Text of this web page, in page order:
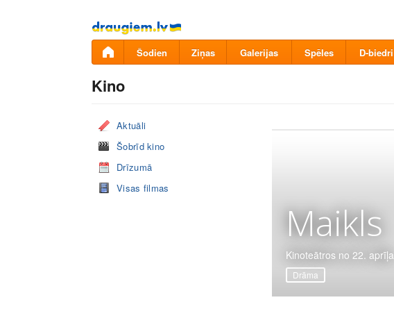
Pāriet
uz
saturu
Šodien Ziņas Galerijas Spēles D-biedri
Kino
Aktuāli
Šobrīd kino
Drīzumā
Visas filmas
Maikls
Kinoteātros no 22. aprīļa
Drāma